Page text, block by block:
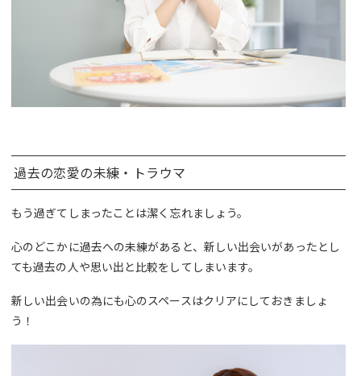
過去の恋愛の未練・トラウマ
もう過ぎてしまったことは潔く忘れましょう。
心のどこかに過去への未練があると、新しい出会いがあったとし
ても過去の人や思い出と比較をしてしまいます。
新しい出会いの為にも心のスペースはクリアにしておきましょ
う！